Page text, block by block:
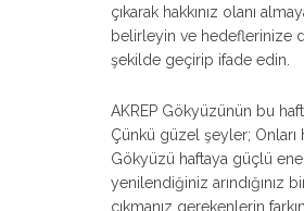
çıkarak hakkınız olanı
belirleyin ve hedeflerinize
şekilde geçirip ifade edin.
AKREP Gökyüzünün bu
Çünkü güzel şeyler;
Gökyüzü haftaya güçlü
yenilendiğiniz arındığınız
çıkmanız gerekenlerin